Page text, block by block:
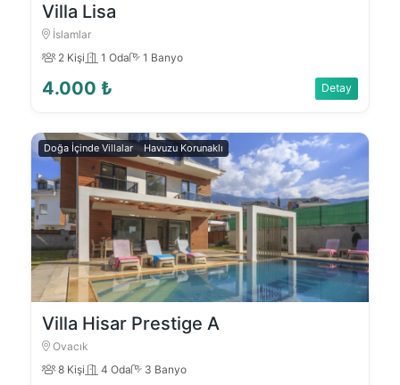
Villa Lisa
İslamlar
2 Kişi
1 Oda 1 Banyo
4.000 ₺ Detay
Doğa İçinde Villalar Havuzu Korunaklı
Villa Hisar Prestige A
Ovacık
8 Kişi
4 Oda 3 Banyo